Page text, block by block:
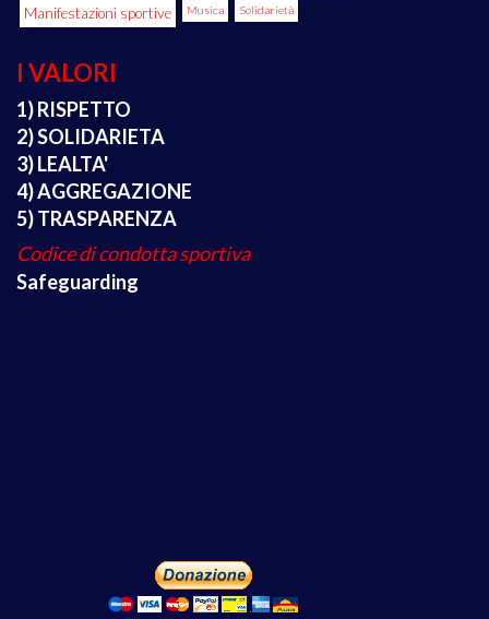
Manifestazioni sportive Musica Solidarietà
I VALORI
1) RISPETTO
2) SOLIDARIETA
3) LEALTA'
4) AGGREGAZIONE
5) TRASPARENZA
Codice di condotta sportiva
Safeguarding